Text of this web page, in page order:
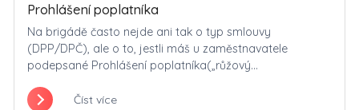
Prohlášení poplatníka
Na brigádě často nejde ani tak o typ smlouvy
(DPP/DPČ), ale o to, jestli máš u zaměstnavatele
podepsané Prohlášení poplatníka(„růžový...
Číst více